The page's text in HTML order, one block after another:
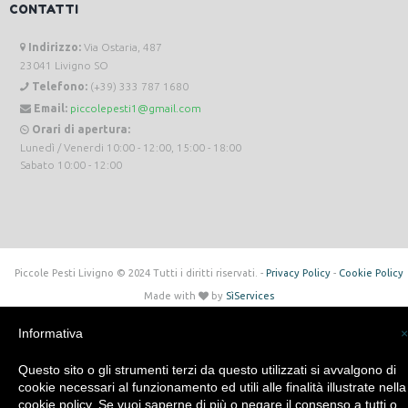
CONTATTI
Indirizzo: Via Ostaria, 487
23041 Livigno SO
Telefono: (+39) 333 787 1680
Email: piccolepesti1@gmail.com
Orari di apertura:
Lunedì / Venerdi 10:00 - 12:00, 15:00 - 18:00
Sabato 10:00 - 12:00
Piccole Pesti Livigno © 2024 Tutti i diritti riservati. - Privacy Policy- Cookie Policy
Made with by SìServices
×
Informativa
Questo sito o gli strumenti terzi da questo utilizzati si avvalgono di
cookie necessari al funzionamento ed utili alle finalità illustrate nella
cookie policy. Se vuoi saperne di più o negare il consenso a tutti o